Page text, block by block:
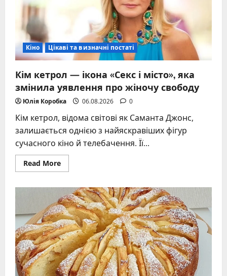
Кіно Цікаві та визначні постаті
Кім кетрол — ікона «Секс і місто», яка
змінила уявлення про жіночу свободу
Юлія Коробка 06.08.2026 0
Кім кетрол, відома світові як Саманта Джонс,
залишається однією з найяскравіших фігур
сучасного кіно й телебачення. Її...
Read MoreRead
more
кетрол
—
ікона
«Секс
і
місто»,
яка
змінила
уявлення
про
жіночу
свободу